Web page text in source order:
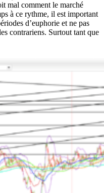
mal comment le marché
à ce rythme, il est important
d’euphorie et ne pas
contrariens. Surtout tant que